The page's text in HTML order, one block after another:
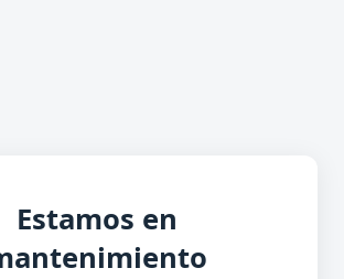
Estamos en